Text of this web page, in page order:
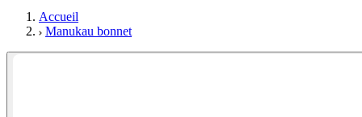
Accueil
Manukau bonnet